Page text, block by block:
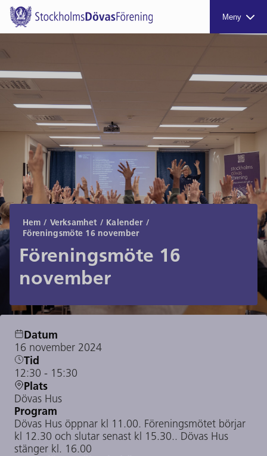
Meny
Hem / Verksamhet / Kalender /
Föreningsmöte 16 november
Föreningsmöte 16
november
Datum
16 november 2024
Tid
12:30 - 15:30
Plats
Dövas Hus
Program
Dövas Hus öppnar kl 11.00. Föreningsmötet börjar
kl 12.30 och slutar senast kl 15.30.. Dövas Hus
stänger kl. 16.00